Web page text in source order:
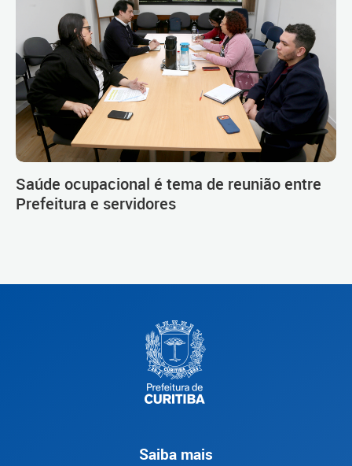
Saúde ocupacional é tema de reunião entre
Prefeitura e servidores
Saiba mais